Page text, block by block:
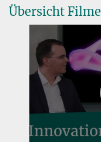
Übersicht Filme